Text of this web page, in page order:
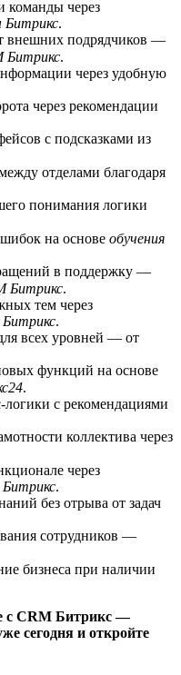
команды через
Битрикс.
внешних подрядчиков —
Битрикс.
через удобную
через рекомендации
с подсказками из
отделами благодаря
понимания логики
на основе обучения
в поддержку —
Битрикс.
тем через
Битрикс.
всех уровней — от
функций на основе
.
логики с рекомендациями
коллектива через
через
.
без отрыва от задач
сотрудников —
бизнеса при наличии
с CRM Битрикс —
сегодня и откройте